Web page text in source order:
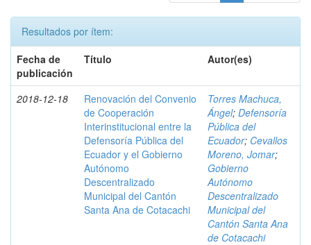
Resultados por ítem:
Fecha de
publicación
Título Autor(es)
2018-12-18
Renovación del Convenio
de Cooperación
Interinstitucional entre la
Defensoría Pública del
Ecuador y el Gobierno
Autónomo
Descentralizado
Municipal del Cantón
Santa Ana de Cotacachi
Torres Machuca,
Ángel; Defensoría
Pública del
Ecuador; Cevallos
Moreno, Jomar;
Gobierno
Autónomo
Descentralizado
Municipal del
Cantón Santa Ana
de Cotacachi